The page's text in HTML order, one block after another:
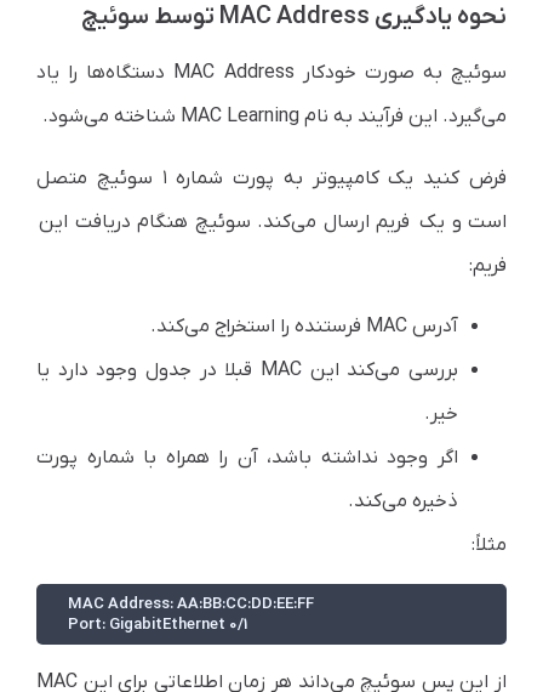
نحوه یادگیری MAC Address توسط سوئیچ
سوئیچ به صورت خودکار MAC Address دستگاه‌ها را یاد
می‌گیرد. این فرآیند به نام MAC Learning شناخته می‌شود.
فرض کنید یک کامپیوتر به پورت شماره ۱ سوئیچ متصل
است و یک فریم ارسال می‌کند. سوئیچ هنگام دریافت این
فریم:
آدرس MAC فرستنده را استخراج می‌کند.
بررسی می‌کند این MAC قبلا در جدول وجود دارد یا
خیر.
اگر وجود نداشته باشد، آن را همراه با شماره پورت
ذخیره می‌کند.
مثلاً:
Port: GigabitEthernet 0/1
از این پس سوئیچ می‌داند هر زمان اطلاعاتی برای این MAC